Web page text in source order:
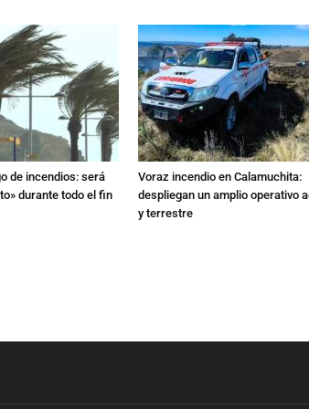
de incendios: será
durante todo el fin
Voraz incendio en Calamuchita:
despliegan un amplio operativo
y terrestre